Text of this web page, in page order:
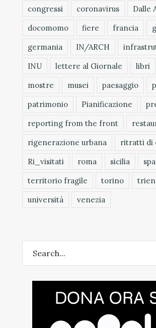
congressi coronavirus
Dalle
docomomo
fiere francia
germania
IN/ARCH
INU
lettere al Giornale libri
mostre
musei paesaggio
patrimonio
Pianificazione
reporting from the front
rigenerazione urbana
ritratti di
Ri_visitati
roma sicilia
territorio fragile
torino
università
venezia